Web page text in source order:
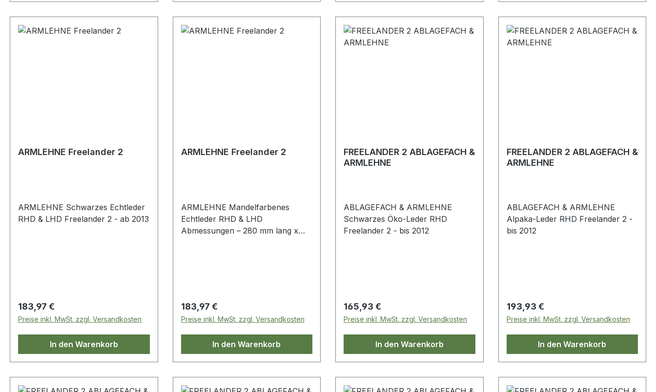
ARMLEHNE Freelander 2
ARMLEHNE Schwarzes Echtleder
RHD & LHD Freelander 2 - ab 2013
Regulärer Preis:
183,97 €
Preise inkl. MwSt. zzgl. Versandkosten
In den Warenkorb
ARMLEHNE Freelander 2
ARMLEHNE Mandelfarbenes
Echtleder RHD & LHD
Abmessungen – 280 mm lang x
Regulärer Preis:
183,97 €
Preise inkl. MwSt. zzgl. Versandkosten
In den Warenkorb
FREELANDER 2 ABLAGEFACH &
ARMLEHNE
ABLAGEFACH & ARMLEHNE
Schwarzes Öko-Leder RHD
Freelander 2 - bis 2012
Regulärer Preis:
165,93 €
Preise inkl. MwSt. zzgl. Versandkosten
In den Warenkorb
FREELANDER 2 ABLAGEFACH &
ARMLEHNE
ABLAGEFACH & ARMLEHNE
Alpaka-Leder RHD Freelander 2 -
bis 2012
Regulärer Preis:
193,93 €
Preise inkl. MwSt. zzgl. Versandkosten
In den Warenkorb